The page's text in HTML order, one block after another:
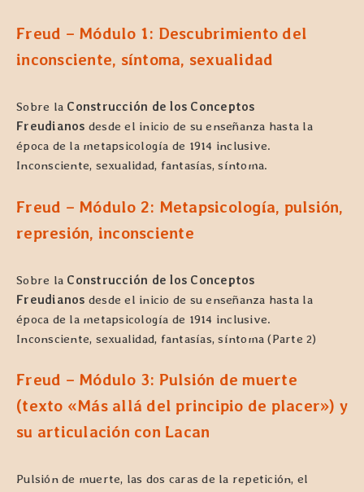
Freud – Módulo 1: Descubrimiento del
inconsciente, síntoma, sexualidad
Sobre la Construcción de los Conceptos
Freudianos desde el inicio de su enseñanza hasta la
época de la metapsicología de 1914 inclusive.
Inconsciente, sexualidad, fantasías, síntoma.
Freud – Módulo 2: Metapsicología, pulsión,
represión, inconsciente
Sobre la Construcción de los Conceptos
Freudianos desde el inicio de su enseñanza hasta la
época de la metapsicología de 1914 inclusive.
Inconsciente, sexualidad, fantasías, síntoma (Parte 2)
Freud – Módulo 3: Pulsión de muerte
(texto «Más allá del principio de placer») y
su articulación con Lacan
Pulsión de muerte, las dos caras de la repetición, el